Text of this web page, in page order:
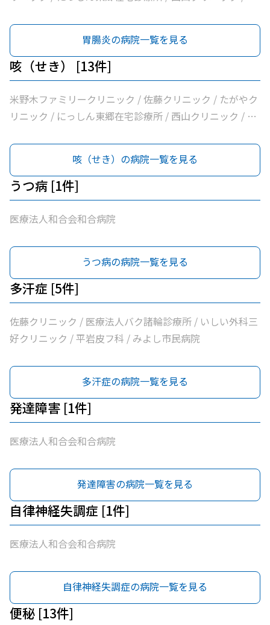
外科三好クリニック / みすクリニック / たきざわ胃腸科外
科 / 医療法人白宇会天王内科 / 永井医院 / みよし市民病院
胃腸炎の病院一覧を見る
咳（せき） [13件]
米野木ファミリークリニック / 佐藤クリニック / たがやク
リニック / にっしん東郷在宅診療所 / 西山クリニック / 医
外科三好クリニック / みすクリニック / たきざわ胃腸科外
科 / 医療法人白宇会天王内科 / 永井医院 / みよし市民病院
咳（せき）の病院一覧を見る
うつ病 [1件]
医療法人和合会和合病院
うつ病の病院一覧を見る
多汗症 [5件]
佐藤クリニック / 医療法人バク諸輪診療所 / いしい外科三
好クリニック / 平岩皮フ科 / みよし市民病院
多汗症の病院一覧を見る
発達障害 [1件]
医療法人和合会和合病院
発達障害の病院一覧を見る
自律神経失調症 [1件]
医療法人和合会和合病院
自律神経失調症の病院一覧を見る
便秘 [13件]